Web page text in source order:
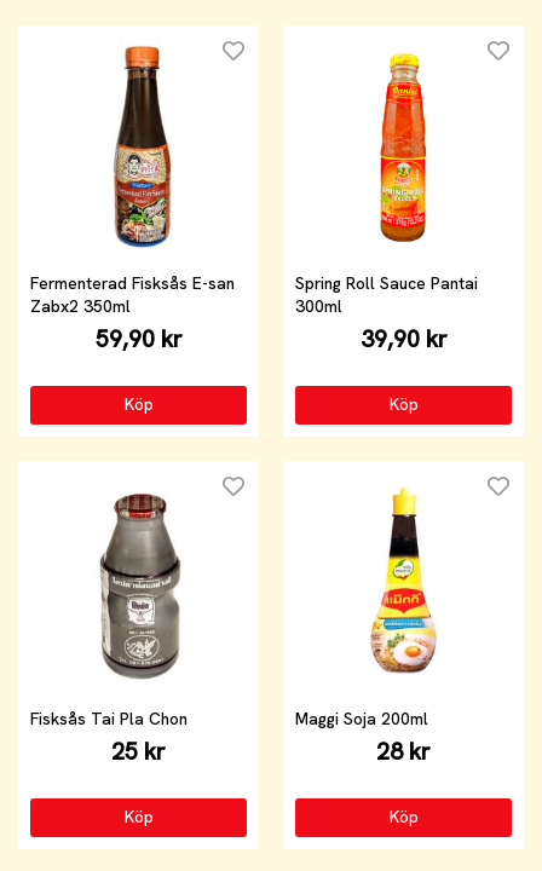
Fermenterad Fisksås E-san
Zabx2 350ml
59,90 kr
Köp
Spring Roll Sauce Pantai
300ml
39,90 kr
Köp
Fisksås Tai Pla Chon
25 kr
Köp
Maggi Soja 200ml
28 kr
Köp